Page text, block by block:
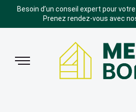
Besoin d’un conseil expert pour
Prenez rendez-vous avec